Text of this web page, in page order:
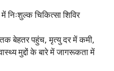
में निःशुल्क चिकित्सा शिविर
बेहतर पहुंच, मृत्यु दर में कमी,
मुद्दों के बारे में जागरूकता में